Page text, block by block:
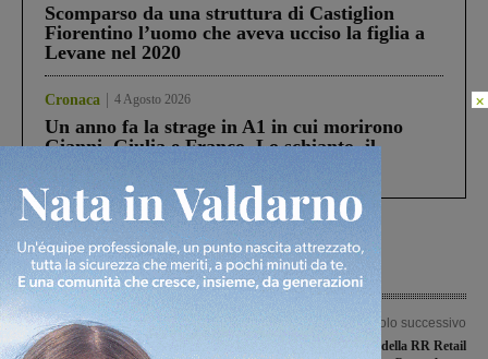
Scomparso da una struttura di Castiglion
Fiorentino l’uomo che aveva ucciso la figlia a
Levane nel 2020
Cronaca 4 Agosto 2026
Un anno fa la strage in A1 in cui morirono
Gianni, Giulia e Franco. Lo schianto, il
Articolo precedente
“Rifiuti Zero”, a Loro continua
Articolo successivo
Sopresa pasquale della RR Retail
×